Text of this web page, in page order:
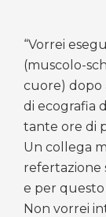
“Vorrei
(muscolo-
cuore) dopo
di ecografia
tante ore di
Un collega
refertazione
e per
Non vorrei